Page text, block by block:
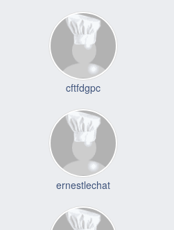
cftfdgpc
ernestlechat